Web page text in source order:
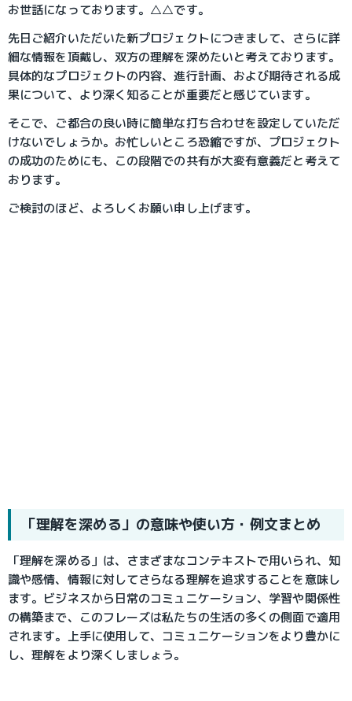
お世話になっております。 △△です。
先日ご紹介いただいた新プロジェクトにつきまして、さらに詳
細な情報を頂戴し、双方の理解を深めたいと考えております。
具体的なプロジェクトの内容、進行計画、および期待される成
果について、より深く知ることが重要だと感じています。
そこで、ご都合の良い時に簡単な打ち合わせを設定していただ
けないでしょうか。お忙しいところ恐縮ですが、プロジェクト
の成功のためにも、この段階での共有が大変有意義だと考えて
おります。
ご検討のほど、よろしくお願い申し上げます。
「理解を深める」の意味や使い方・例文まとめ
「理解を深める」は、さまざまなコンテキストで用いられ、知
識や感情、情報に対してさらなる理解を追求することを意味し
ます。ビジネスから日常のコミュニケーション、学習や関係性
の構築まで、このフレーズは私たちの生活の多くの側面で適用
されます。上手に使用して、コミュニケーションをより豊かに
し、理解をより深くしましょう。